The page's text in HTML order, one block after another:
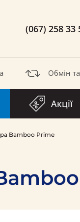
(067) 258 33
Обмін
Акції
Bamboo Prime